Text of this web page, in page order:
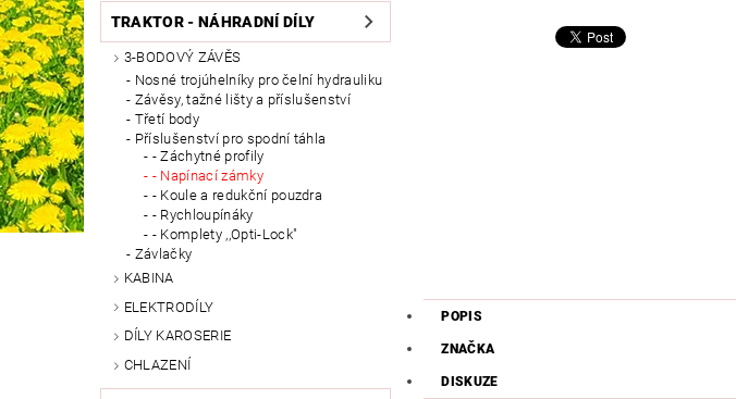
TRAKTOR - NÁHRADNÍ DÍLY
3-BODOVÝ ZÁVĚS
Nosné trojúhelníky pro čelní hydrauliku
Závěsy, tažné lišty a příslušenství
Třetí body
Příslušenství pro spodní táhla
- Záchytné profily
- Napínací zámky
- Koule a redukční pouzdra
- Rychloupínáky
- Komplety ,,Opti-Lock"
Závlačky
KABINA
ELEKTRODÍLY
DÍLY KAROSERIE
CHLAZENÍ
POPIS
ZNAČKA
DISKUZE